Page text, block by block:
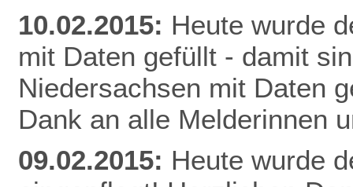
10.02.2015: Heute wurde
mit Daten gefüllt - damit
Niedersachsen mit Daten
Dank an alle Melderinnen
09.02.2015: Heute wurde